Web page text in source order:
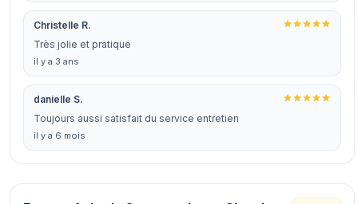
Christelle R.
Très jolie et pratique
il y a 3 ans
danielle S.
Toujours aussi satisfait du service entretien
il y a 6 mois